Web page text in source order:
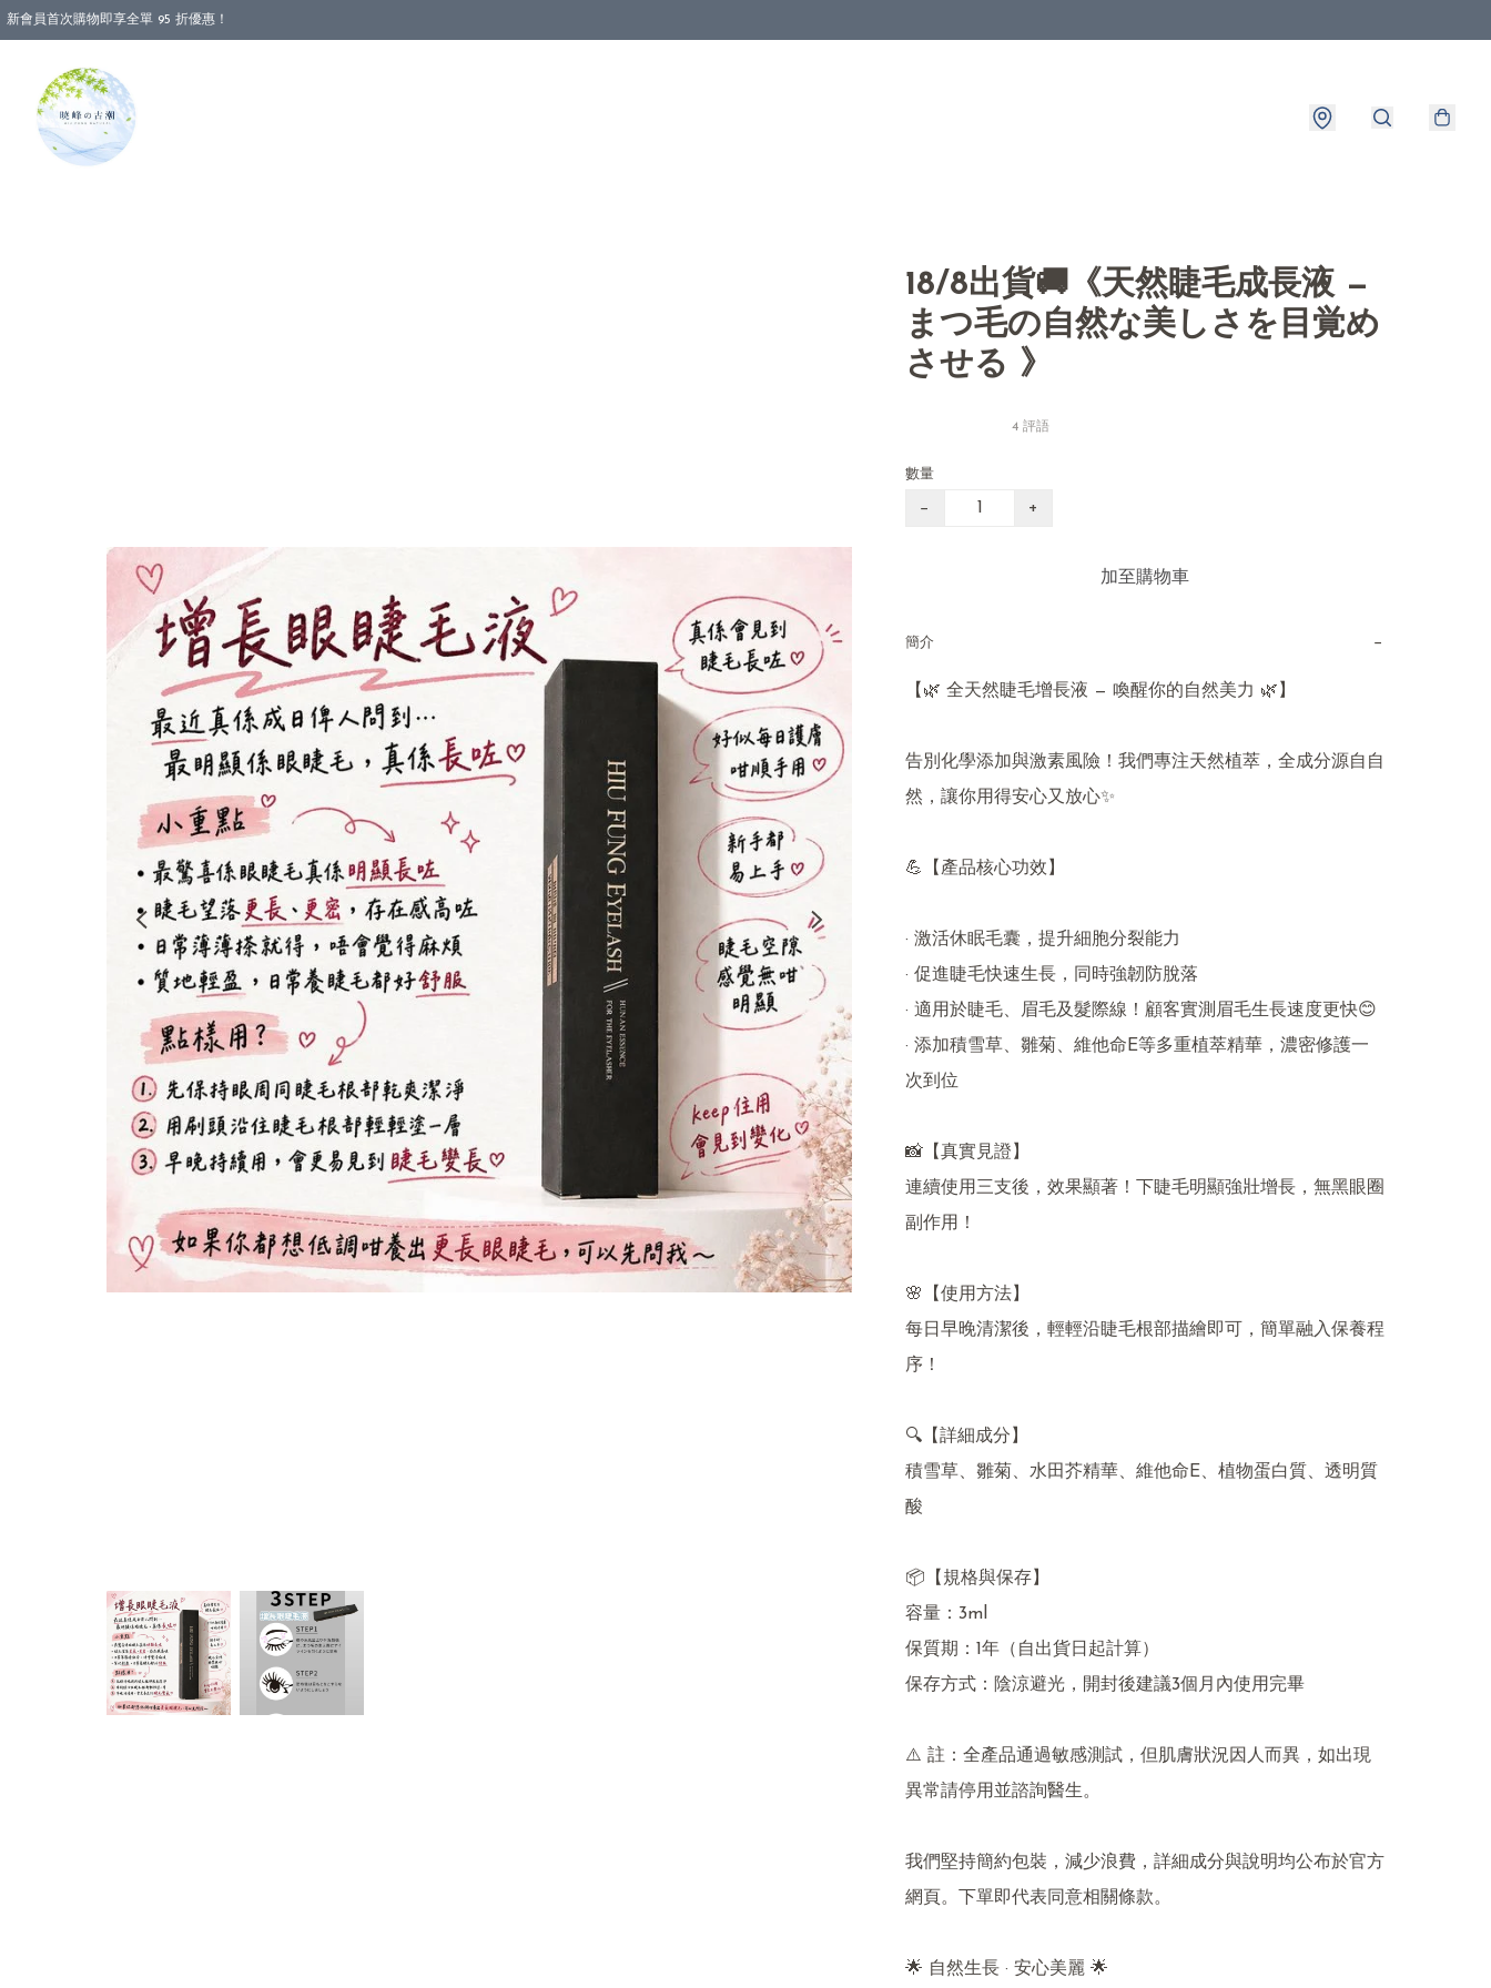
新會員首次購物即享全單 95 折優惠！
18/8出貨🚚《天然睫毛成長液 —
まつ毛の自然な美しさを目覚め
させる 》
4 評語
數量
− +
加至購物車
簡介 −
【🌿 全天然睫毛增長液 — 喚醒你的自然美力 🌿】
告別化學添加與激素風險！我們專注天然植萃，全成分源自自
然，讓你用得安心又放心✨
💪【產品核心功效】
· 激活休眠毛囊，提升細胞分裂能力
· 促進睫毛快速生長，同時強韌防脫落
· 適用於睫毛、眉毛及髮際線！顧客實測眉毛生長速度更快😊
· 添加積雪草、雛菊、維他命E等多重植萃精華，濃密修護一
次到位
📸【真實見證】
連續使用三支後，效果顯著！下睫毛明顯強壯增長，無黑眼圈
副作用！
🌸【使用方法】
每日早晚清潔後，輕輕沿睫毛根部描繪即可，簡單融入保養程
序！
🔍【詳細成分】
積雪草、雛菊、水田芥精華、維他命E、植物蛋白質、透明質
酸
📦【規格與保存】
容量：3ml
保質期：1年（自出貨日起計算）
保存方式：陰涼避光，開封後建議3個月內使用完畢
⚠️ 註：全產品通過敏感測試，但肌膚狀況因人而異，如出現
異常請停用並諮詢醫生。
我們堅持簡約包裝，減少浪費，詳細成分與說明均公布於官方
網頁。下單即代表同意相關條款。
🌟 自然生長 · 安心美麗 🌟